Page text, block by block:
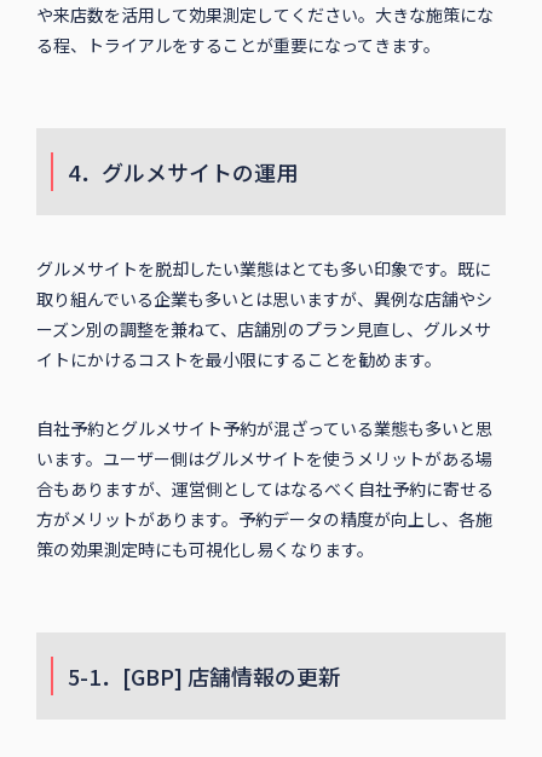
や来店数を活用して効果測定してください。大きな施策にな
る程、トライアルをすることが重要になってきます。
4．グルメサイトの運用
グルメサイトを脱却したい業態はとても多い印象です。既に
取り組んでいる企業も多いとは思いますが、異例な店舗やシ
ーズン別の調整を兼ねて、店舗別のプラン見直し、グルメサ
イトにかけるコストを最小限にすることを勧めます。
自社予約とグルメサイト予約が混ざっている業態も多いと思
います。ユーザー側はグルメサイトを使うメリットがある場
合もありますが、運営側としてはなるべく自社予約に寄せる
方がメリットがあります。予約データの精度が向上し、各施
策の効果測定時にも可視化し易くなります。
5-1．[GBP] 店舗情報の更新